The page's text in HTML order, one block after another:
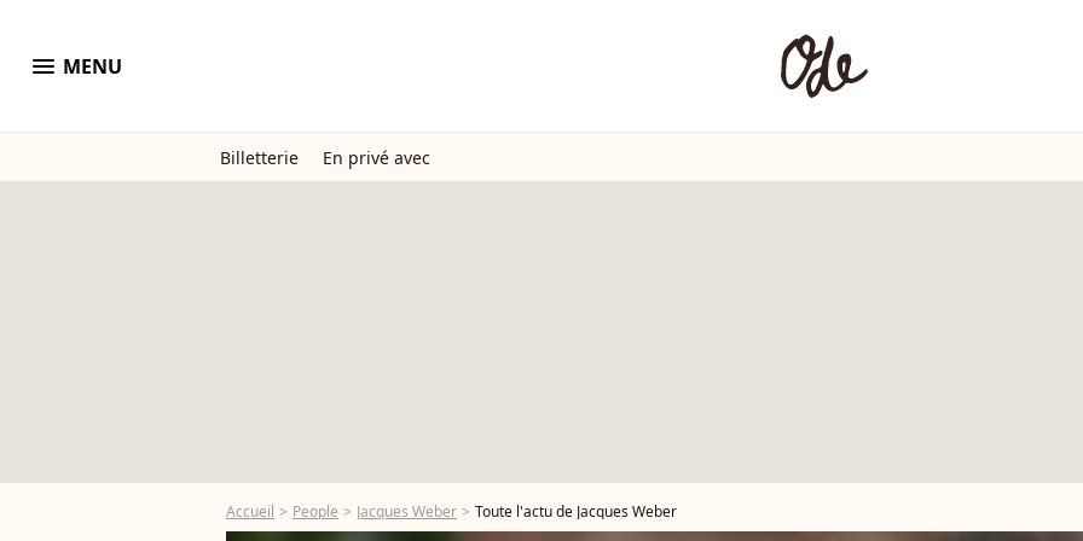
menu MENU
Billetterie En privé avec
Accueil People Jacques Weber Toute l'actu de Jacques Weber